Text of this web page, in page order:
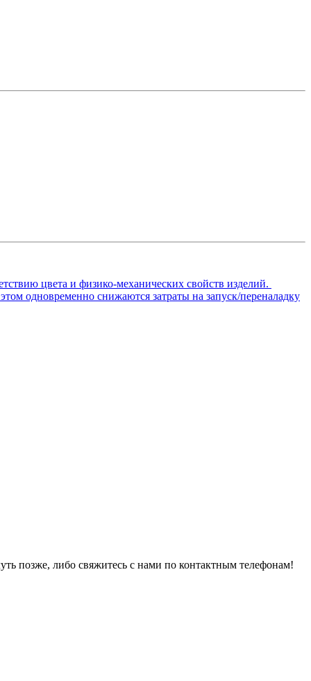
цвета и физико-механических свойств изделий.
одновременно снижаются затраты на запуск/переналадку
позже, либо свяжитесь с нами по контактным телефонам!